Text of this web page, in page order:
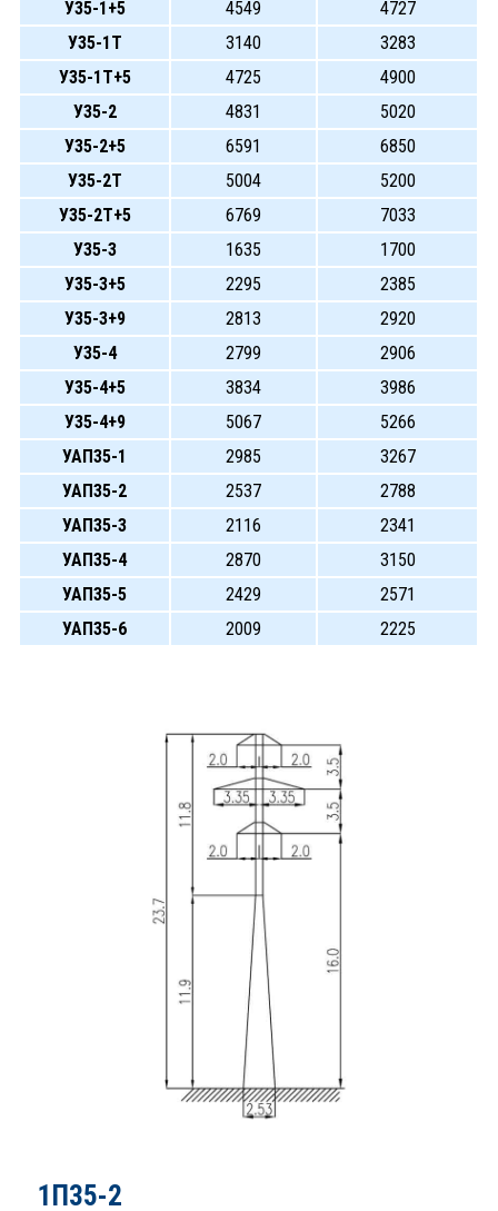
У35-1+5
4549
4727
У35-1Т
3140
3283
У35-1Т+5
4725
4900
У35-2
4831
5020
У35-2+5
6591
6850
У35-2Т
5004
5200
У35-2Т+5
6769
7033
У35-3
1635
1700
У35-3+5
2295
2385
У35-3+9
2813
2920
У35-4
2799
2906
У35-4+5
3834
3986
У35-4+9
5067
5266
УАП35-1
2985
3267
УАП35-2
2537
2788
УАП35-3
2116
2341
УАП35-4
2870
3150
УАП35-5
2429
2571
УАП35-6
2009 2225
1П35-2